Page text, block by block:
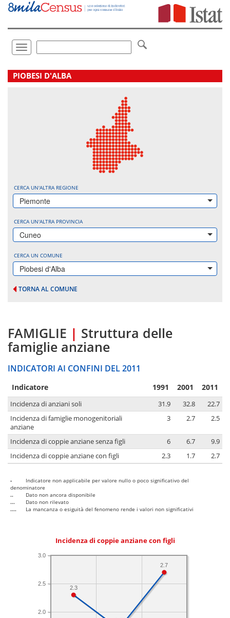
Vai
direttamente
Toggle
navigation
.
PIOBESI D'ALBA
CERCA UN'ALTRA REGIONE
Piemonte
CERCA UN'ALTRA PROVINCIA
Cuneo
CERCA UN COMUNE
Piobesi d'Alba
TORNA AL COMUNE
FAMIGLIE | Struttura delle
famiglie anziane
INDICATORI AI CONFINI DEL 2011
Indicatore 1991 2001 2011
Incidenza di anziani soli 31.9 32.8
22.7
Incidenza di famiglie monogenitoriali
anziane
3 2.7 2.5
Incidenza di coppie anziane senza figli 6 6.7
9.9
Incidenza di coppie anziane con figli
2.3 1.7 2.7
-
Indicatore non applicabile per valore nullo o poco significativo del
denominatore
..
Dato non ancora disponibile
...
Dato non rilevato
....
La mancanza o esiguità del fenomeno rende i valori non significativi
Incidenza di coppie anziane con figli
2.0
2.5
3.0
2.7
2.3